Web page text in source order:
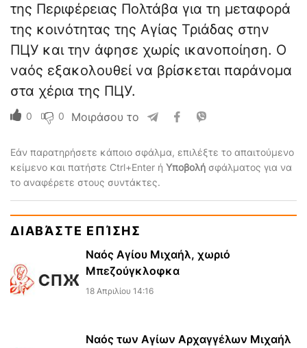
της Περιφέρειας Πολτάβα για τη μεταφορά
της κοινότητας της Αγίας Τριάδας στην
ΠЦУ και την άφησε χωρίς ικανοποίηση. Ο
ναός εξακολουθεί να βρίσκεται παράνομα
στα χέρια της ΠЦУ.
0 0 Μοιράσου το
Εάν παρατηρήσετε κάποιο σφάλμα, επιλέξτε το απαιτούμενο
κείμενο και πατήστε Ctrl+Enter ή Υποβολή σφάλματος για να
το αναφέρετε στους συντάκτες.
ΔΙΑΒΆΣΤΕ ΕΠΊΣΗΣ
Ναός Αγίου Μιχαήλ, χωριό
Μπεζούγκλοφκα
18 Απριλίου 14:16
Ναός των Αγίων Αρχαγγέλων Μιχαήλ